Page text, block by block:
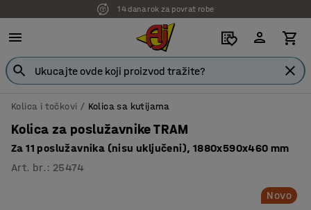
14 dana rok za povrat robe
7 godina garancije
Kolica i točkovi Kolica sa kutijama
Kolica za poslužavnike TRAM
Za 11 poslužavnika (nisu uključeni), 1880x590x460 mm
Art. br. : 25474
Novo